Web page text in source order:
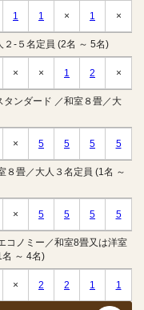
1 1 × 1 ×
-５名定員 (2名 ～ 5名)
× × 1 2 ×
ンダード ／和室８畳／大
× 5 5 5 5
畳／大人３名定員 (1名 ～
× 5 5 5 5
ノミー／和室8畳又は洋室
名 ～ 4名)
× 2 2 1 1